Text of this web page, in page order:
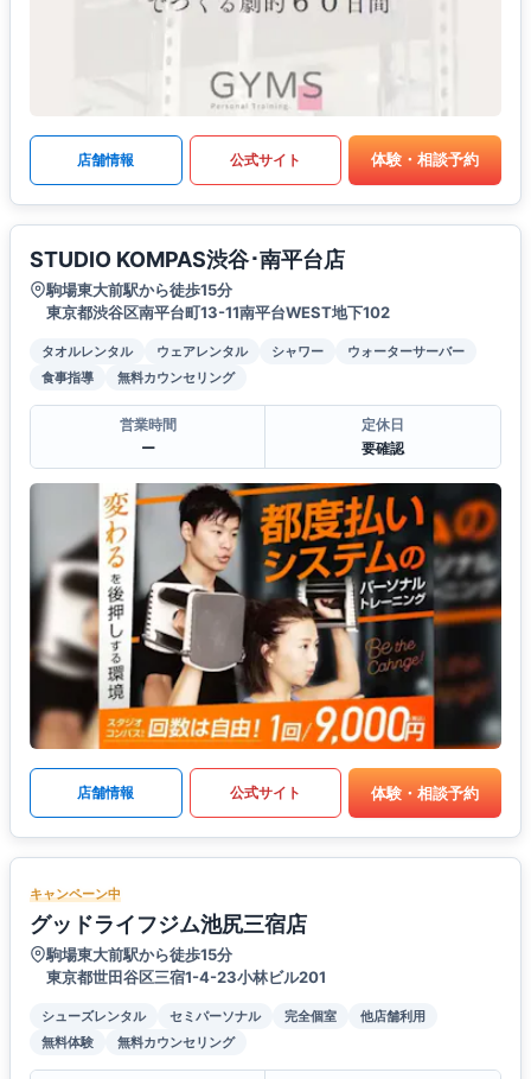
店舗情報 公式サイト 体験・相談予約
STUDIO KOMPAS渋谷･南平台店
駒場東大前駅から徒歩15分
東京都渋谷区南平台町13-11南平台WEST地下102
タオルレンタル ウェアレンタル シャワー
ウォーターサーバー
食事指導
無料カウンセリング
営業時間
ー
定休日
要確認
店舗情報 公式サイト 体験・相談予約
キャンペーン中
グッドライフジム池尻三宿店
駒場東大前駅から徒歩15分
東京都世田谷区三宿1-4-23小林ビル201
シューズレンタル セミパーソナル 完全個室
他店舗利用
無料体験
無料カウンセリング